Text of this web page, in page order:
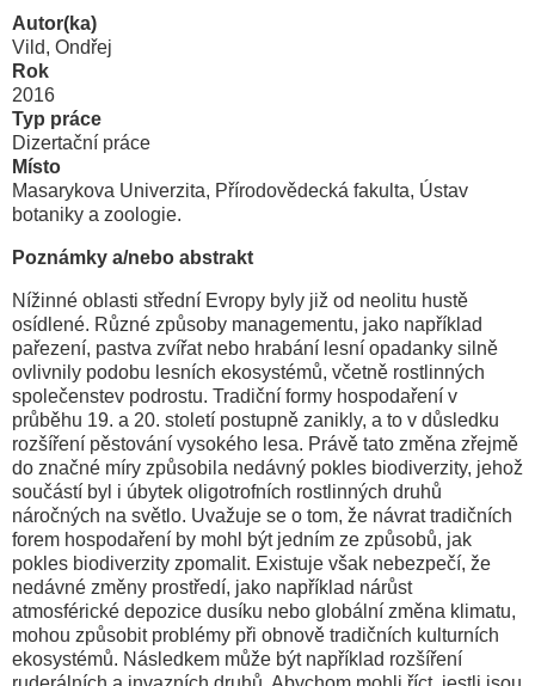
Autor(ka)
Vild, Ondřej
Rok
2016
Typ práce
Dizertační práce
Místo
Masarykova Univerzita, Přírodovědecká fakulta, Ústav
botaniky a zoologie.
Poznámky a/nebo abstrakt
Nížinné oblasti střední Evropy byly již od neolitu hustě
osídlené. Různé způsoby managementu, jako například
pařezení, pastva zvířat nebo hrabání lesní opadanky silně
ovlivnily podobu lesních ekosystémů, včetně rostlinných
společenstev podrostu. Tradiční formy hospodaření v
průběhu 19. a 20. století postupně zanikly, a to v důsledku
rozšíření pěstování vysokého lesa. Právě tato změna zřejmě
do značné míry způsobila nedávný pokles biodiverzity, jehož
součástí byl i úbytek oligotrofních rostlinných druhů
náročných na světlo. Uvažuje se o tom, že návrat tradičních
forem hospodaření by mohl být jedním ze způsobů, jak
pokles biodiverzity zpomalit. Existuje však nebezpečí, že
nedávné změny prostředí, jako například nárůst
atmosférické depozice dusíku nebo globální změna klimatu,
mohou způsobit problémy při obnově tradičních kulturních
ekosystémů. Následkem může být například rozšíření